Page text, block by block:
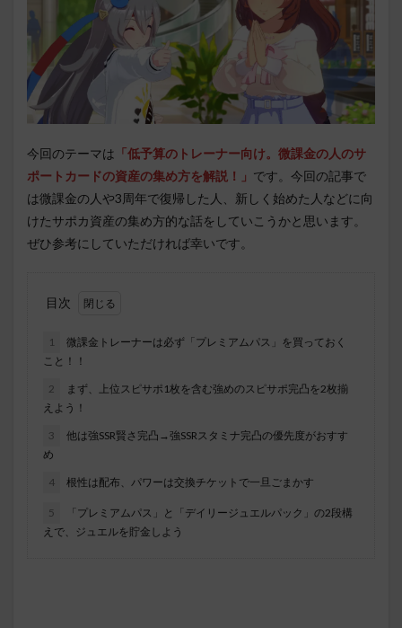
今回のテーマは 「低予算のトレーナー向け。微課金の人のサ
ポートカードの資産の集め方を解説！
」 です。今回の記事で
は微課金の人や3周年で復帰した人、新しく始めた人などに向
けたサポカ資産の集め方的な話をしていこうかと思います。
ぜひ参考にしていただければ幸いです。
目次
1
微課金トレーナーは必ず「プレミアムパス」を買っておく
こと！！
2
まず、上位スピサポ1枚を含む強めのスピサポ完凸を2枚揃
えよう！
3
他は強SSR賢さ完凸→強SSRスタミナ完凸の優先度がおすす
め
4 根性は配布、パワーは交換チケットで一旦ごまかす
5
「プレミアムパス」と「デイリージュエルパック」の2段構
えで、ジュエルを貯金しよう